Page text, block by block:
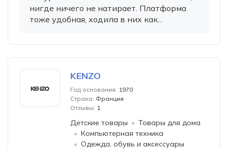
нигде ничего не натирает. Платформа
тоже удобная, ходила в них как...
KENZO
Год основания: 1970
Страна: Франция
Отзывы: 1
Детские товары
Товары для дома
Компьютерная техника
Одежда, обувь и аксессуары